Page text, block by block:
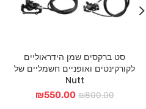
סט ברקסים שמן הידראוליים
לקורקינטים ואופניים חשמליים של
Nutt
₪800.00
המחיר
₪550.00